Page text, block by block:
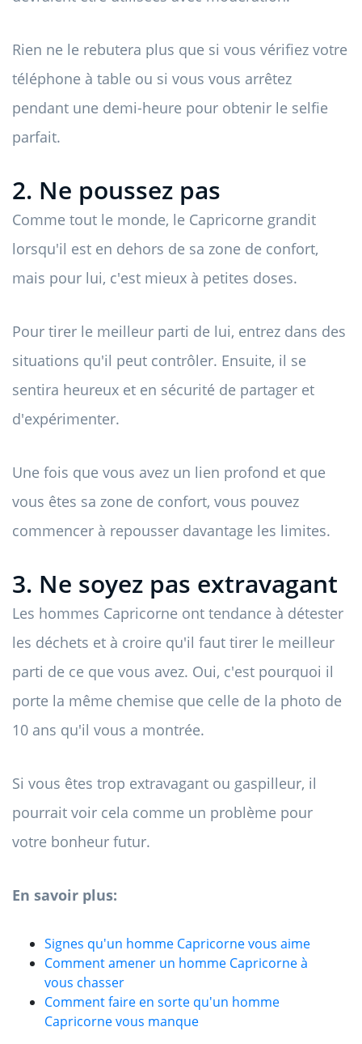
Rien ne le rebutera plus que si vous vérifiez votre
téléphone à table ou si vous vous arrêtez
pendant une demi-heure pour obtenir le selfie
parfait.
2. Ne poussez pas
Comme tout le monde, le Capricorne grandit
lorsqu'il est en dehors de sa zone de confort,
mais pour lui, c'est mieux à petites doses.
Pour tirer le meilleur parti de lui, entrez dans des
situations qu'il peut contrôler. Ensuite, il se
sentira heureux et en sécurité de partager et
d'expérimenter.
Une fois que vous avez un lien profond et que
vous êtes sa zone de confort, vous pouvez
commencer à repousser davantage les limites.
3. Ne soyez pas extravagant
Les hommes Capricorne ont tendance à détester
les déchets et à croire qu'il faut tirer le meilleur
parti de ce que vous avez. Oui, c'est pourquoi il
porte la même chemise que celle de la photo de
10 ans qu'il vous a montrée.
Si vous êtes trop extravagant ou gaspilleur, il
pourrait voir cela comme un problème pour
votre bonheur futur.
En savoir plus:
Signes qu'un homme Capricorne vous aime
Comment amener un homme Capricorne à
vous chasser
Comment faire en sorte qu'un homme
Capricorne vous manque